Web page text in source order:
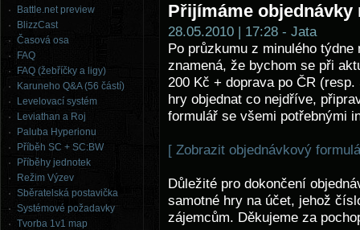
Battle.net preview
BlizzCast
Časová osa
FAQ
FAQ (žebříčky a ligy)
Karuneho Q&A (56 částí)
Levelovací systém
Leviathan a Roj
Paluba Hyperionu
Příběh SC + SC:BW
Příběhy jednotek
Režim Výzev
Sběratelská postavička
Systémové požadavky
Tvorba 1v1 map
Přijímáme objednávky
28.05.2010 | 17:28 - Jata
Po průzkumu z minulého
znamená, že bychom se při
200 Kč + doprava po ČR
hry objednat co nejdříve,
formulář se všemi potřebnými
[ Zobrazit objednávkový
Důležité pro dokončení
samotné hry na účet, jehož
zájemcům. Děkujeme za